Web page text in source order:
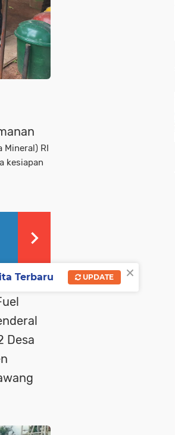
Mineral) RI
kesiapan
Desa
×
Terbaru UPDATE